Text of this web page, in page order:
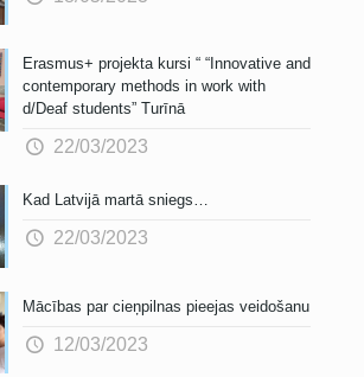
Erasmus+ projekta kursi “ “Innovative and
contemporary methods in work with
d/Deaf students” Turīnā
22/03/2023
Kad Latvijā martā sniegs…
22/03/2023
Mācības par cieņpilnas pieejas veidošanu
12/03/2023